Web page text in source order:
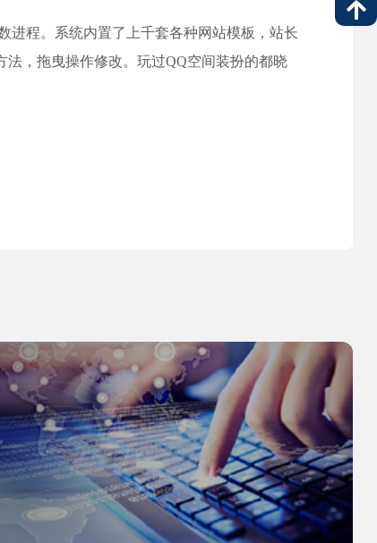
进程。系统内置了上千套各种网站模板，站长
，拖曳操作修改。玩过QQ空间装扮的都晓